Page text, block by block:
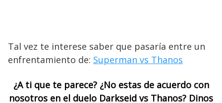
Tal vez te interese saber que pasaría entre un
enfrentamiento de: Superman vs Thanos
¿A ti que te parece? ¿No estas de acuerdo con
nosotros en el duelo Darkseid vs Thanos? Dinos